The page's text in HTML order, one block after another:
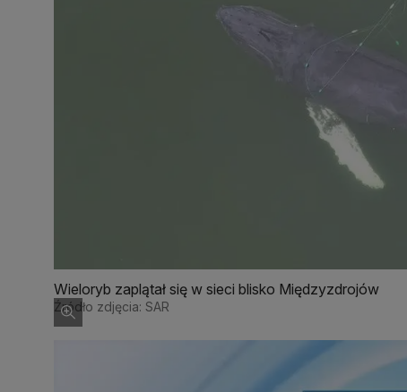
Wieloryb zaplątał się w sieci blisko Międzyzdrojów
Źródło zdjęcia: SAR